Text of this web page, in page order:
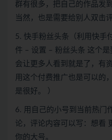
群有很多，把自己的作品发
当然，也是需要给别人双击
5. 快手粉丝头条（利用快手
件 – 设置 – 粉丝头条 这个是
会让更多人看到就是了，有
用这个付费推广也是可以的
是很好。 ）
6. 用自己的小号到当前热门
论，评论内容可以写：想看
你的大号。